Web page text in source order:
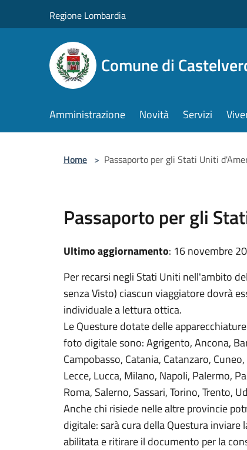
Regione Lombardia
Comune di
Amministrazione Novità Servizi
Home > Passaporto per gli Stati Uniti
Passaporto per gli
Ultimo aggiornamento: 16 novembre
Per recarsi negli Stati Uniti nell'ambito
senza Visto) ciascun viaggiatore dovrà
individuale a lettura ottica.
Le Questure dotate delle
foto digitale sono: Agrigento, Ancona,
Campobasso, Catania, Catanzaro,
Lecce, Lucca, Milano, Napoli, Palermo,
Roma, Salerno, Sassari, Torino, Trento,
Anche chi risiede nelle altre provincie
digitale: sarà cura della Questura
abilitata e ritirare il documento per la